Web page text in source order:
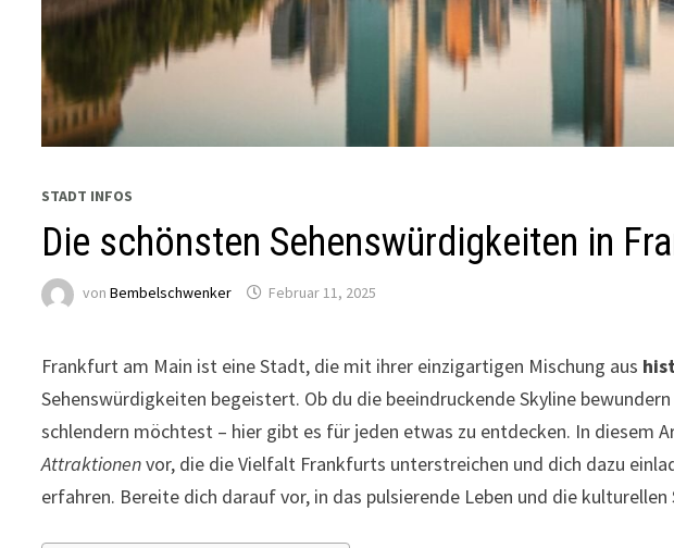
STADT INFOS
Die schönsten Sehenswürdigkeiten in
vonBembelschwenker Februar 11, 2025
Frankfurt am Main ist eine Stadt, die mit ihrer einzigartigen Mischung aus
Sehenswürdigkeiten begeistert. Ob du die beeindruckende Skyline
schlendern möchtest – hier gibt es für jeden etwas zu entdecken. In diesem
Attraktionenvor, die die Vielfalt Frankfurts unterstreichen und dich dazu
erfahren. Bereite dich darauf vor, in das pulsierende Leben und die